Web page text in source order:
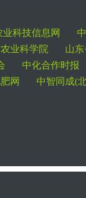
业科技信息网
业科学院 山
中化合作时报
网 中智同成(